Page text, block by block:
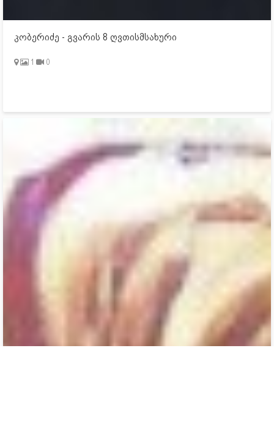
კობერიძე - გვარის 8 ღვთისმსახური
1 0